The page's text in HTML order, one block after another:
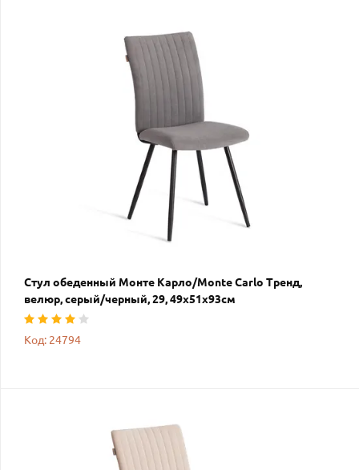
Стул обеденный Монте Карло/Monte Carlo Тренд,
велюр, серый/черный, 29, 49х51х93см
Код: 24794